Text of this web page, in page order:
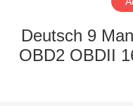
Deutsch 9
OBD2 OBDII